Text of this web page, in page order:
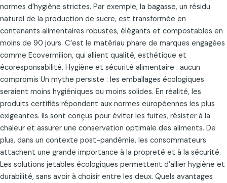
normes d’hygiène strictes. Par exemple, la bagasse, un résidu
naturel de la production de sucre, est transformée en
contenants alimentaires robustes, élégants et compostables en
moins de 90 jours. C’est le matériau phare de marques engagées
comme Ecovermilion, qui allient qualité, esthétique et
écoresponsabilité. Hygiène et sécurité alimentaire : aucun
compromis Un mythe persiste : les emballages écologiques
seraient moins hygiéniques ou moins solides. En réalité, les
produits certifiés répondent aux normes européennes les plus
exigeantes. Ils sont conçus pour éviter les fuites, résister à la
chaleur et assurer une conservation optimale des aliments. De
plus, dans un contexte post-pandémie, les consommateurs
attachent une grande importance à la propreté et à la sécurité.
Les solutions jetables écologiques permettent d’allier hygiène et
durabilité, sans avoir à choisir entre les deux. Quels avantages